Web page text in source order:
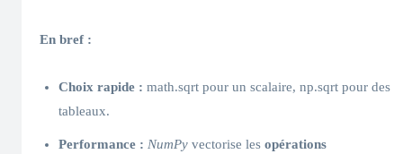
En bref :
Choix rapide : math.sqrt pour un scalaire, np.sqrt pour des
tableaux.
Performance : NumPy vectorise les opérations